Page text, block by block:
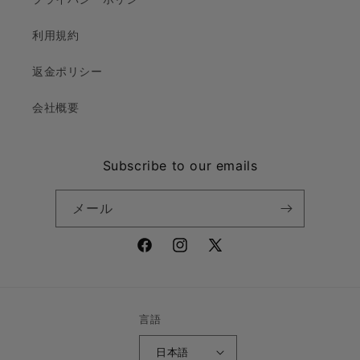
利用規約
返金ポリシー
会社概要
Subscribe to our emails
メール
FacebookInstagram
X
言語
日本語